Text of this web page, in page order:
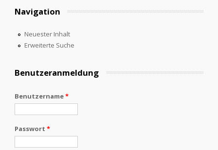
Navigation
Neuester Inhalt
Erweiterte Suche
Benutzeranmeldung
Benutzername*
Passwort *